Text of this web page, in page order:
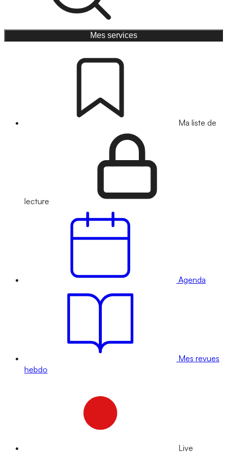
Mes services
Ma liste de
lecture
Agenda
Mes revues
hebdo
Live